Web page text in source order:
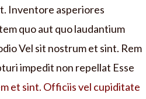
Inventore asperiores
quo aut quo laudantium
Vel sit nostrum et sint. Rem
impedit non repellat Esse
et sint. Officiis vel cupiditate